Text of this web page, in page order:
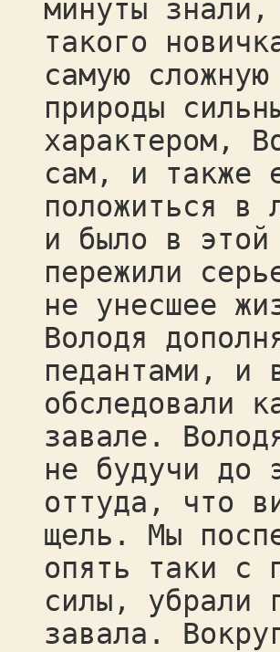
минуты
такого
самую
природы
характером,
сам, и также
положиться в
и было в этой
пережили
не унесшее
Володя
педантами, и
обследовали
завале.
не будучи до
оттуда, что
щель. Мы
опять таки с
силы, убрали
завала.